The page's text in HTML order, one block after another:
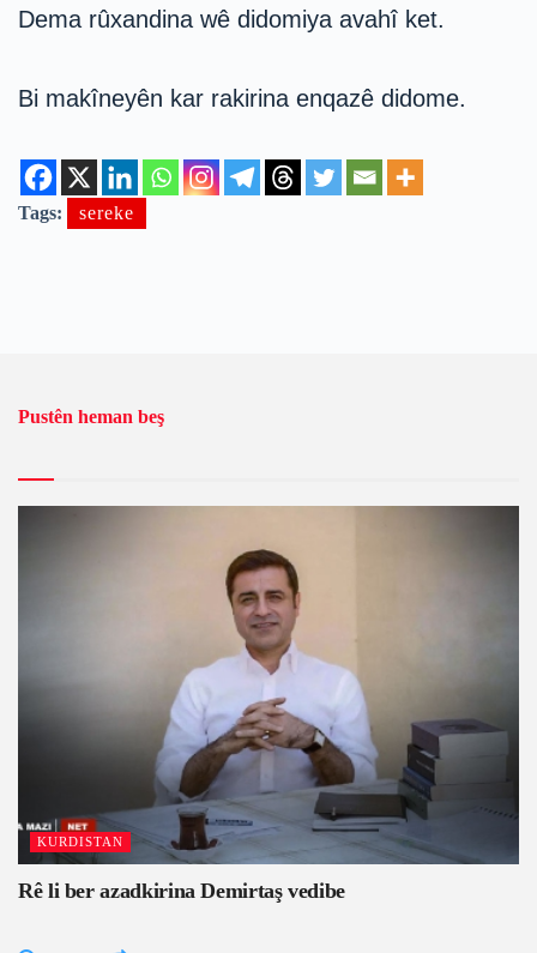
Dema rûxandina wê didomiya avahî ket.
Bi makîneyên kar rakirina enqazê didome.
Tags: sereke
Pustên heman beş
KURDISTAN
Rê li ber azadkirina Demirtaş vedibe